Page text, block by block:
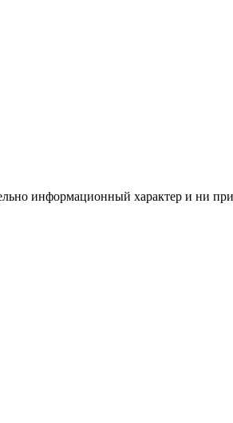
информационный характер и ни